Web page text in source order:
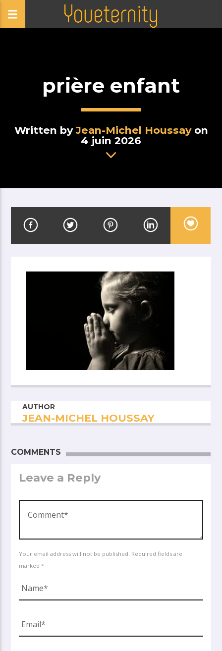
prière enfant
Written byJean-Michel Houssayon
4 juin 2026
AUTHOR
JEAN-MICHEL HOUSSAY
COMMENTS
Leave a Reply
Your email address will not be published. Required fields are
marked *